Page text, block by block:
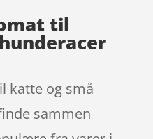
til
katte og små
sammen